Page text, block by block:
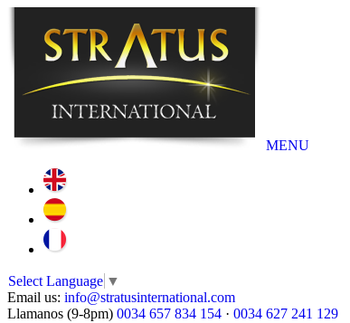
MENU
Select Language ▼
Email us: info@stratusinternational.com
Llamanos (9-8pm) 0034 657 834 154 · 0034 627 241 129